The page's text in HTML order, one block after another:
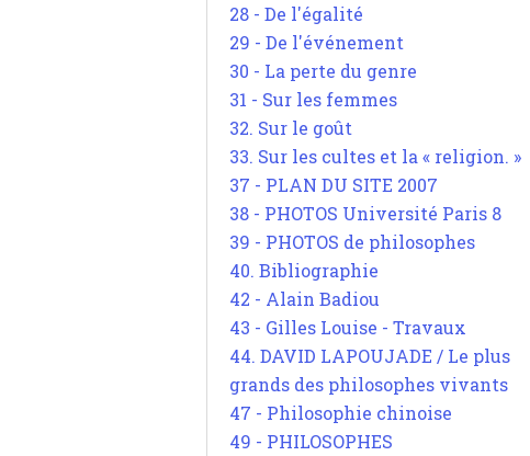
28 - De l'égalité
29 - De l'événement
30 - La perte du genre
31 - Sur les femmes
32. Sur le goût
33. Sur les cultes et la « religion. »
37 - PLAN DU SITE 2007
38 - PHOTOS Université Paris 8
39 - PHOTOS de philosophes
40. Bibliographie
42 - Alain Badiou
43 - Gilles Louise - Travaux
44. DAVID LAPOUJADE / Le plus
grands des philosophes vivants
47 - Philosophie chinoise
49 - PHILOSOPHES